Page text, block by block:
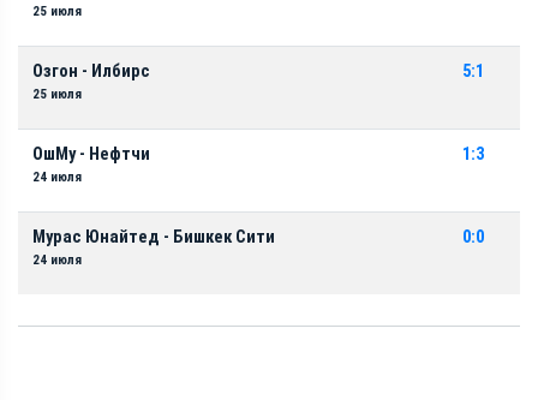
25 июля
Озгон - Илбирс
25 июля
5:1
ОшМу - Нефтчи
24 июля
1:3
Мурас Юнайтед - Бишкек Сити
24 июля
0:0